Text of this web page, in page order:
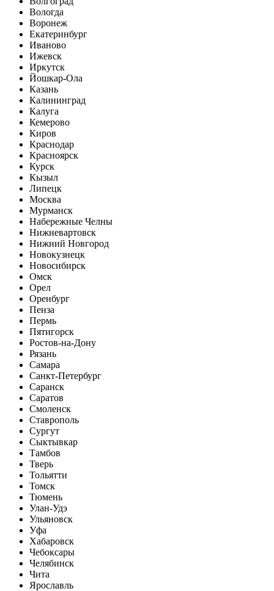
Вологда
Воронеж
Екатеринбург
Иваново
Ижевск
Иркутск
Йошкар-Ола
Казань
Калининград
Калуга
Кемерово
Киров
Краснодар
Красноярск
Курск
Кызыл
Липецк
Москва
Мурманск
Набережные Челны
Нижневартовск
Нижний Новгород
Новокузнецк
Новосибирск
Омск
Орел
Оренбург
Пенза
Пермь
Пятигорск
Ростов-на-Дону
Рязань
Самара
Санкт-Петербург
Саранск
Саратов
Смоленск
Ставрополь
Сургут
Сыктывкар
Тамбов
Тверь
Тольятти
Томск
Тюмень
Улан-Удэ
Ульяновск
Уфа
Хабаровск
Чебоксары
Челябинск
Чита
Ярославль